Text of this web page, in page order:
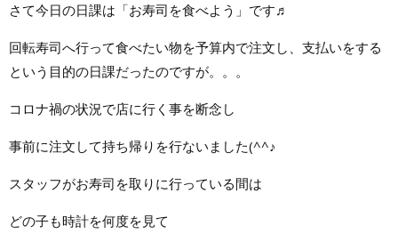
さて今日の日課は「お寿司を食べよう」です♬
回転寿司へ行って食べたい物を予算内で注文し、支払いをする
という目的の日課だったのですが。。。
コロナ禍の状況で店に行く事を断念し
事前に注文して持ち帰りを行ないました(^^♪
スタッフがお寿司を取りに行っている間は
どの子も時計を何度を見て